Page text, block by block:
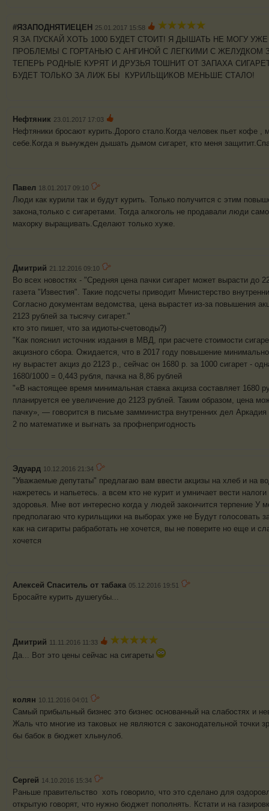
#ЯЗАПОДНЯТИЕЦЕН 25.01.2017 15:58
Я ЗА ПУСКАЙ ХОТЬ 1000 БУДЕТ СТОИТ! Я ДЫШАТЬ НЕ МОГУ
ПРОБЛЕМЫ С ГОРТАНЬЮ С АНГИНОЙ С ЛЕГКИМИ С ЖЕЛУДКОМ
ТЕПЕРЬ РОДНЫЕ КУРЯТ И ДРУЗЬЯ ТОШНИТ ОТ ЗАПАХА
БУДЕТ ТОЛЬКО ЗА ЛИЖ БЫ КУРИЛЬЩИКОВ МЕНЬШЕ СТАЛО!
Нефтяник 23.01.2017 17:03
Нефтяники бросают курить.Дорого стало.Когда человек пьет кофе ,
себе.Когда я вынужден дышать дымом сигарет, кто меня
Павел 18.01.2017 09:10
Люди как курили так и будут курить. Только получится с этим
закона,только с сигаретами. Тогда алкоголь не продавали люди
махорку выращивать.Сделают только хуже.
Дмитрий 21.12.2016 09:10
Во всех новостях - "Средняя цена пачки сигарет может вырасти до
газета "Известия". Такие подсчеты приводит Министерство
Согласно документам ведомства, цена вырастет из-за повышения
2123 рублей за тысячу сигарет."
кто это пишет, что за идиоты-счетоводы?)
"Как пояснил источник издания в МВД, при расчете стоимости
акцизного сбора. Ожидается, что в 2017 году повышение
ну вырастет акциз до 2123 р., сейчас он 1680 р. за 1000 сигарет -
1680/1000 = 0,443 рубля, пачка на 8,86 рублей
"«В настоящее время минимальная ставка акциза составляет 1680
планируется ее увеличение до 2123 рублей. Таким образом, цена
пачку», — говорится в письме замминистра внутренних дел Аркадия
2 по математике и выгнать за профнепригодность
Эдуард 10.12.2016 21:34
"Уважаемые депутаты" предлагаю вам ввести акцизы на хлеб и на
нажретесь и напьетесь. а всем кто не курит и умничает вести
здоровья. Мне вот интересно когда у людей закончится терпение У
предполагаю что курильщики на выборах уже не Будут голосовать
как на сигариты рабработать не хочется, вы не поверите но еще и
хочется
Алексей Спаситель от табака 05.12.2016 19:51
Бросайте курить душегубы...
Дмитрий 11.11.2016 11:33
Да... Вот это цены сейчас на сигареты
колян 10.11.2016 04:01
Самый прибыльный бизнес это бизнес основанный на слабостях и
Жаль что многие из таковых не являются с законодательной точки
бы бабок в бюджет хлынулоб.
Сергей 14.10.2016 15:34
Раньше правительство хоть говорило, что это сделано для
открытую говорят, что нужно бюджет пополнять. Кстати и на